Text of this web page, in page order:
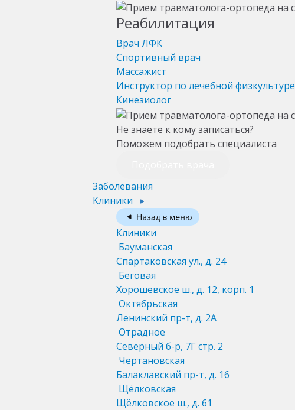
Реабилитация
Врач ЛФК
Спортивный врач
Массажист
Инструктор по лечебной физкультуре
Кинезиолог
Не знаете к кому записаться?
Поможем подобрать специалиста
Заболевания
Клиники
Клиники
Бауманская
Спартаковская ул., д. 24
Беговая
Хорошевское ш., д. 12, корп. 1
Октябрьская
Ленинский пр-т, д. 2А
Отрадное
Северный б-р, 7Г стр. 2
Чертановская
Балаклавский пр-т, д. 16
Щёлковская
Щёлковское ш., д. 61